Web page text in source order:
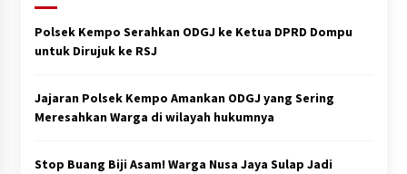
Polsek Kempo Serahkan ODGJ ke Ketua DPRD Dompu
untuk Dirujuk ke RSJ
Jajaran Polsek Kempo Amankan ODGJ yang Sering
Meresahkan Warga di wilayah hukumnya
Stop Buang Biji Asam! Warga Nusa Jaya Sulap Jadi